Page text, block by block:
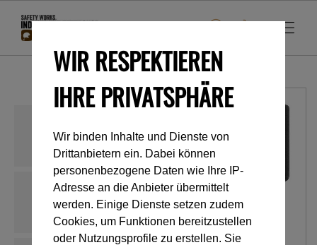
WIR RESPEKTIEREN
IHRE PRIVATSPHÄRE
Wir binden Inhalte und Dienste von
Drittanbietern ein. Dabei können
personenbezogene Daten wie Ihre IP-
Adresse an die Anbieter übermittelt
werden. Einige Dienste setzen zudem
Cookies, um Funktionen bereitzustellen
oder Nutzungsprofile zu erstellen. Sie